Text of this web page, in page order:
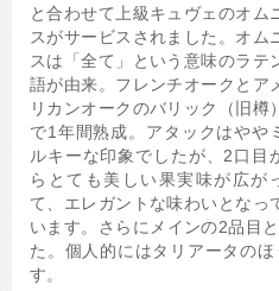
と合わせて上級キュヴェのオム
スがサービスされました。オム
スは「全て」という意味のラテ
語が由来。フレンチオークとア
リカンオークのバリック（旧樽）
で1年間熟成。アタックはやや
ルキーな印象でしたが、2口目
らとても美しい果実味が広が
て、エレガントな味わいとなっ
います。さらにメインの2品目
た。個人的にはタリアータの
す。